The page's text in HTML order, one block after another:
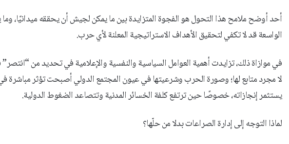
أحد أوضح ملامح هذا التحول هو الفجوة المتزايدة بين ما يمكن لجيش أن يحققه ميدانيًا،
الواسعة قد لا تكفي لتحقيق الأهداف الاستراتيجية المعلنة لأي حرب.
في موازاة ذلك، تزايدت أهمية العوامل السياسية والنفسية والإعلامية في تحديد من
لا مجرد متابع لها؛ وصورة الحرب وشرعيتها في عيون المجتمع الدولي أصبحت تؤثر
يستثمر إنجازاته، خصوصًا حين ترتفع كلفة الخسائر المدنية وتتصاعد الضغوط الدولية.
لماذا التوجه إلى إدارة الصراعات بدلا من حلّها؟